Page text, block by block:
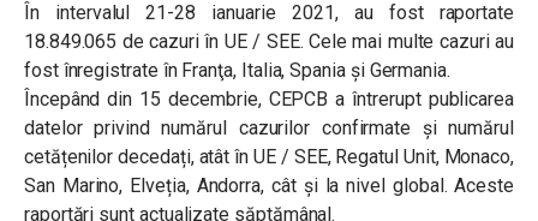
În intervalul 21-28 ianuarie 2021, au fost raportate
18.849.065 de cazuri în UE / SEE. Cele mai multe cazuri au
fost înregistrate în Franţa, Italia, Spania și Germania.
Începând din 15 decembrie, CEPCB a întrerupt publicarea
datelor privind numărul cazurilor confirmate și numărul
cetățenilor decedați, atât în UE / SEE, Regatul Unit, Monaco,
San Marino, Elveția, Andorra, cât și la nivel global. Aceste
raportări sunt actualizate săptămânal.